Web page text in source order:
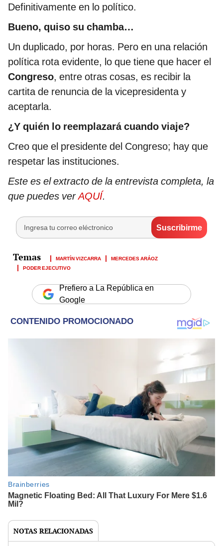
Definitivamente en lo político.
Bueno, quiso su chamba…
Un duplicado, por horas. Pero en una relación
política rota evidente, lo que tiene que hacer el
Congreso, entre otras cosas, es recibir la
cartita de renuncia de la vicepresidenta y
aceptarla.
¿Y quién lo reemplazará cuando viaje?
Creo que el presidente del Congreso; hay que
respetar las instituciones.
Este es el extracto de la entrevista completa, la
que puedes verAQUÍ.
MARTÍN VIZCARRA
MERCEDES ARÁOZ
PODER EJECUTIVO
Prefiero a La República en
Google
NOTAS RELACIONADAS